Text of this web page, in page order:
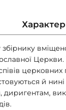
й
диригентам,